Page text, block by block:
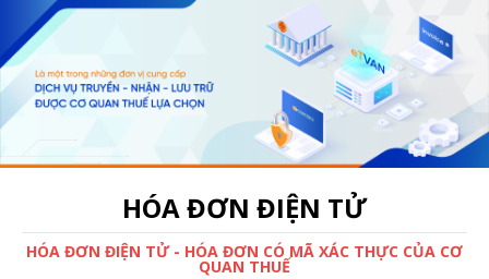
HÓA ĐƠN ĐIỆN TỬ
HÓA ĐƠN ĐIỆN TỬ - HÓA ĐƠN CÓ MÃ XÁC THỰC CỦA CƠ
QUAN THUẾ